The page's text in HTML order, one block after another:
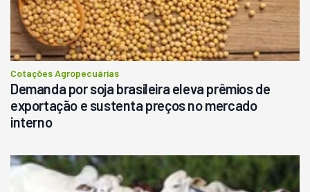
Cotações Agropecuárias
Demanda por soja brasileira eleva prêmios de
exportação e sustenta preços no mercado
interno